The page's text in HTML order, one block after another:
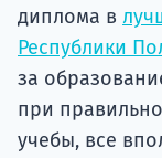
диплома в
Республики
за
при
учебы, все